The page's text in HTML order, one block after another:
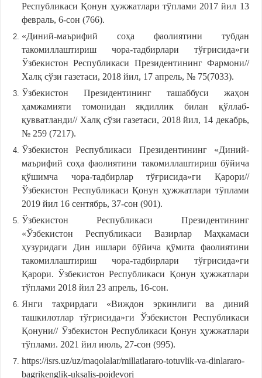
Республикаси Қонун ҳужжатлари тўплами 2017 йил 13
февраль, 6-сон (766).
«Диний-маърифий соҳа фаолиятини тубдан
такомиллаштириш чора-тадбирлари тўғрисида»ги
Ўзбекистон Республикаси Президентининг Фармони//
Халқ сўзи газетаси, 2018 йил, 17 апрель, № 75(7033).
Ўзбекистон Президентининг ташаббуси жаҳон
ҳамжамияти томонидан якдиллик билан қўллаб-
қувватланди// Халқ сўзи газетаси, 2018 йил, 14 декабрь,
№ 259 (7217).
Ўзбекистон Республикаси Президентининг «Диний-
маърифий соҳа фаолиятини такомиллаштириш бўйича
қўшимча чора-тадбирлар тўғрисида»ги Қарори//
Ўзбекистон Республикаси Қонун ҳужжатлари тўплами
2019 йил 16 сентябрь, 37-сон (901).
Ўзбекистон Республикаси Президентининг
«Ўзбекистон Республикаси Вазирлар Маҳкамаси
ҳузуридаги Дин ишлари бўйича қўмита фаолиятини
такомиллаштириш чора-тадбирлари тўғрисида»ги
Қарори. Ўзбекистон Республикаси Қонун ҳужжатлари
тўплами 2018 йил 23 апрель, 16-сон.
Янги таҳрирдаги «Виждон эркинлиги ва диний
ташкилотлар тўғрисида»ги Ўзбекистон Республикаси
Қонуни// Ўзбекистон Республикаси Қонун ҳужжатлари
тўплами. 2021 йил июль, 27-сон (995).
https://isrs.uz/uz/maqolalar/millatlararo-totuvlik-va-dinlararo-
bagrikenglik-uksalis-pojdevori